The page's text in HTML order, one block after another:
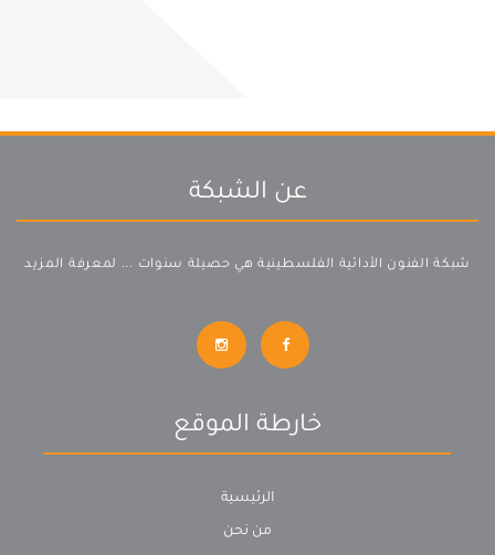
عن الشبكة
شبكة الفنون الأدائية الفلسطينية هي حصيلة سنوات ... لمعرفة المزيد
خارطة الموقع
الرئيسية
من نحن